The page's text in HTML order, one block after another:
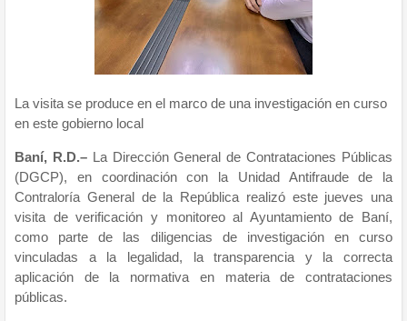
La visita se produce en el marco de una investigación en curso
en este gobierno local
Baní, R.D.–La Dirección General de Contrataciones Públicas
(DGCP), en coordinación con la Unidad Antifraude de la
Contraloría General de la República realizó este jueves una
visita de verificación y monitoreo al Ayuntamiento de Baní,
como parte de las diligencias de investigación en curso
vinculadas a la legalidad, la transparencia y la correcta
aplicación de la normativa en materia de contrataciones
públicas.